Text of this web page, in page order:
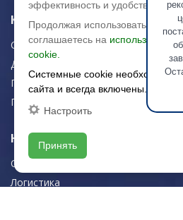
Керамическая плитка
Строительная плитка
Для дома/офиса
Плитка для стен
Плитка для пола
Навигация
О компании
Логистика
эффективность и удобство.
Продолжая использовать сайт,
соглашаетесь на
cookie.
Системные cookie необходимы
сайта и всегда включены.
Настроить
Принять